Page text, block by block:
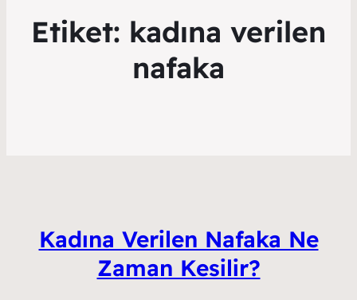
Etiket: kadına verilen
nafaka
Kadına Verilen Nafaka Ne
Zaman Kesilir?